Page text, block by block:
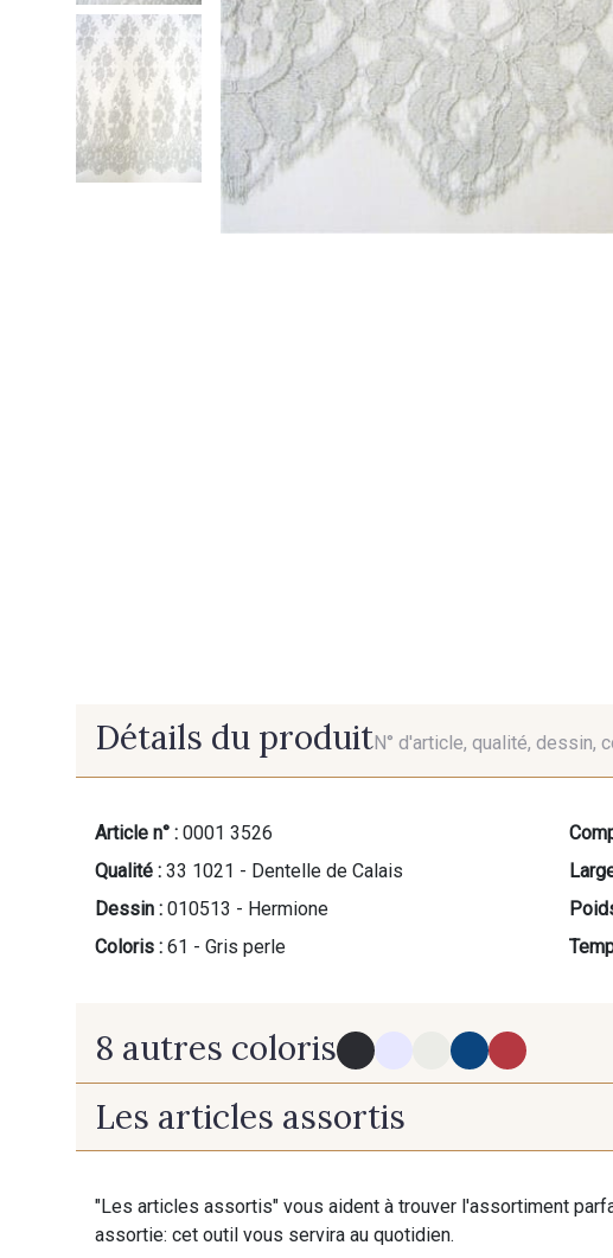
Détails du produitN° d'article, qualité, dessin,
Article n° : 0001 3526
Qualité : 33 1021 - Dentelle de Calais
Dessin : 010513 - Hermione
Coloris : 61 - Gris perle
8 autres coloris
60 - Noir
NOUVEAU
18 - Ivoire clair Stragier
Les articles assortis
"Les articles assortis" vous aident à trouver l'assortiment
assortie: cet outil vous servira au quotidien.